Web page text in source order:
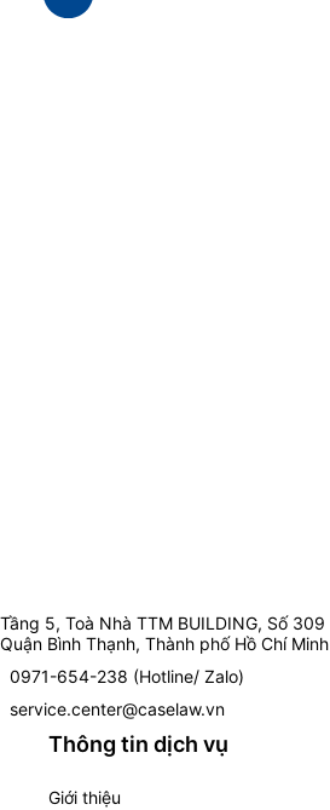
Tầng 5, Toà Nhà TTM BUILDING, Số
Quận Bình Thạnh, Thành phố Hồ Chí Minh
0971-654-238 (Hotline/ Zalo)
service.center@caselaw.vn
Thông tin dịch vụ
Giới thiệu